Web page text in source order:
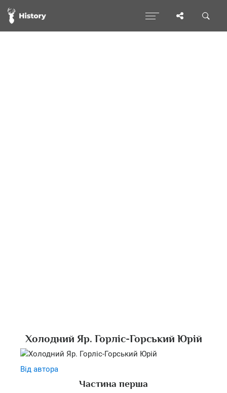
Холодний Яр. Горліс-Горський Юрій
Від автора
Частина перша